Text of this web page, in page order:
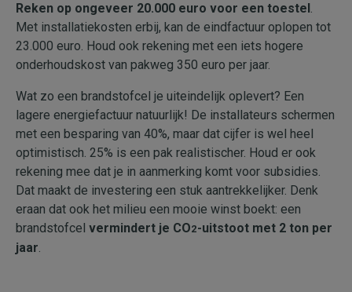
Reken op ongeveer 20.000 euro voor een toestel.
Met installatiekosten erbij, kan de eindfactuur oplopen tot
23.000 euro. Houd ook rekening met een iets hogere
onderhoudskost van pakweg 350 euro per jaar.
Wat zo een brandstofcel je uiteindelijk oplevert? Een
lagere energiefactuur natuurlijk! De installateurs schermen
met een besparing van 40%, maar dat cijfer is wel heel
optimistisch. 25% is een pak realistischer. Houd er ook
rekening mee dat je in aanmerking komt voor subsidies.
Dat maakt de investering een stuk aantrekkelijker. Denk
eraan dat ook het milieu een mooie winst boekt: een
brandstofcel vermindert je CO2-uitstoot met 2 ton per
jaar.